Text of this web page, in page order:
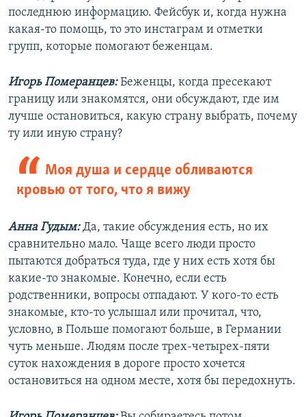
последнюю информацию. Фейсбук и, когда нужна
какая-то помощь, то это инстаграм и отметки
групп, которые помогают беженцам.
Игорь Померанцев:Беженцы, когда пресекают
границу или знакомятся, они обсуждают, где им
лучше остановиться, какую страну выбрать, почему
ту или иную страну?
Моя душа и сердце обливаются
кровью от того, что я вижу
Анна Гудым:Да, такие обсуждения есть, но их
сравнительно мало. Чаще всего люди просто
пытаются добраться туда, где у них есть хотя бы
какие-то знакомые. Конечно, если есть
родственники, вопросы отпадают. У кого-то есть
знакомые, кто-то услышал или прочитал, что,
условно, в Польше помогают больше, в Германии
чуть меньше. Людям после трех-четырех-пяти
суток нахождения в дороге просто хочется
остановиться на одном месте, хотя бы передохнуть.